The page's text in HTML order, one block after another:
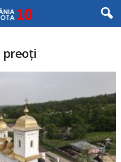
preoți